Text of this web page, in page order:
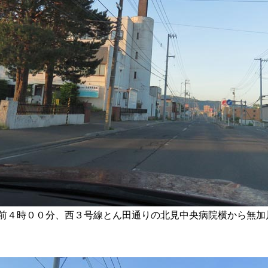
４時００分、西３号線とん田通りの北見中央病院横から無加